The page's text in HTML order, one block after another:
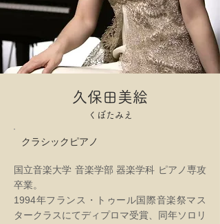
​久保田美絵
​くぼたみえ
クラシックピアノ
国立音楽大学 音楽学部 器楽学科 ピアノ専攻
卒業。
1994年フランス・トゥール国際音楽祭マス
タークラスにてディプロマ受賞、
同年ソロリ